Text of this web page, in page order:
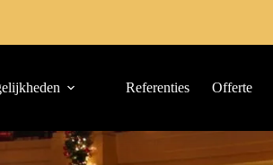
Referenties Offerte